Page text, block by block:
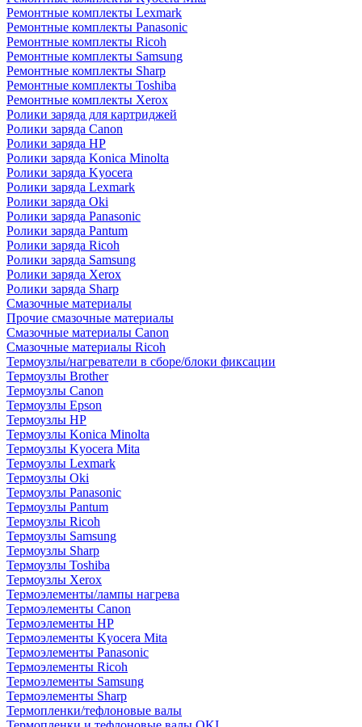
Ремонтные комплекты Lexmark
Ремонтные комплекты Panasonic
Ремонтные комплекты Ricoh
Ремонтные комплекты Samsung
Ремонтные комплекты Sharp
Ремонтные комплекты Toshiba
Ремонтные комплекты Xerox
Ролики заряда для картриджей
Ролики заряда Canon
Ролики заряда HP
Ролики заряда Konica Minolta
Ролики заряда Kyocera
Ролики заряда Lexmark
Ролики заряда Oki
Ролики заряда Panasonic
Ролики заряда Pantum
Ролики заряда Ricoh
Ролики заряда Samsung
Ролики заряда Xerox
Ролики заряда Sharp
Смазочные материалы
Прочие смазочные материалы
Смазочные материалы Canon
Смазочные материалы Ricoh
Термоузлы/нагреватели в сборе/блоки фиксации
Термоузлы Brother
Термоузлы Canon
Термоузлы Epson
Термоузлы HP
Термоузлы Konica Minolta
Термоузлы Kyocera Mita
Термоузлы Lexmark
Термоузлы Oki
Термоузлы Panasonic
Термоузлы Pantum
Термоузлы Ricoh
Термоузлы Samsung
Термоузлы Sharp
Термоузлы Toshiba
Термоузлы Xerox
Термоэлементы/лампы нагрева
Термоэлементы Canon
Термоэлементы HP
Термоэлементы Kyocera Mita
Термоэлементы Panasonic
Термоэлементы Ricoh
Термоэлементы Samsung
Термоэлементы Sharp
Термопленки/тефлоновые валы